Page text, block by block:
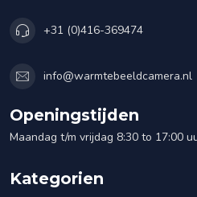
+31 (0)416-369474
info@warmtebeeldcamera.nl
Openingstijden
Maandag t/m vrijdag 8:30 to 17:00
Kategorien